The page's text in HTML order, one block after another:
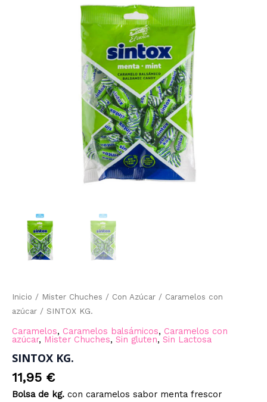
Inicio / Mister Chuches / Con Azúcar / Caramelos con
azúcar / SINTOX KG.
Caramelos, Caramelos balsámicos, Caramelos con
azúcar, Mister Chuches, Sin gluten, Sin Lactosa
SINTOX KG.
11,95 €
Bolsa de kg. con caramelos sabor menta frescor